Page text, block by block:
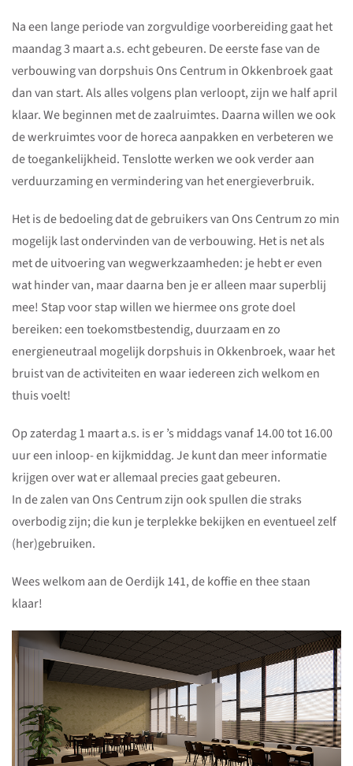
Na een lange periode van zorgvuldige voorbereiding gaat het
maandag 3 maart a.s. echt gebeuren. De eerste fase van de
verbouwing van dorpshuis Ons Centrum in Okkenbroek gaat
dan van start. Als alles volgens plan verloopt, zijn we half april
klaar. We beginnen met de zaalruimtes. Daarna willen we ook
de werkruimtes voor de horeca aanpakken en verbeteren we
de toegankelijkheid. Tenslotte werken we ook verder aan
verduurzaming en vermindering van het energieverbruik.
Het is de bedoeling dat de gebruikers van Ons Centrum zo min
mogelijk last ondervinden van de verbouwing. Het is net als
met de uitvoering van wegwerkzaamheden: je hebt er even
wat hinder van, maar daarna ben je er alleen maar superblij
mee! Stap voor stap willen we hiermee ons grote doel
bereiken: een toekomstbestendig, duurzaam en zo
energieneutraal mogelijk dorpshuis in Okkenbroek, waar het
bruist van de activiteiten en waar iedereen zich welkom en
thuis voelt!
Op zaterdag 1 maart a.s. is er ’s middags vanaf 14.00 tot 16.00
uur een inloop- en kijkmiddag. Je kunt dan meer informatie
krijgen over wat er allemaal precies gaat gebeuren.
In de zalen van Ons Centrum zijn ook spullen die straks
overbodig zijn; die kun je terplekke bekijken en eventueel zelf
(her)gebruiken.
Wees welkom aan de Oerdijk 141, de koffie en thee staan
klaar!